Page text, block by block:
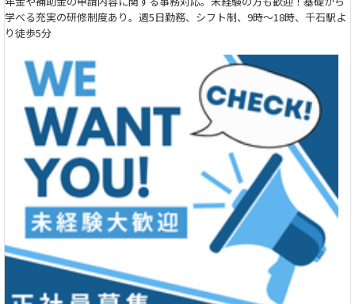
学べる充実の研修制度あり。週5日勤務、シフト制、9時～18時、千石駅よ
り徒歩5分